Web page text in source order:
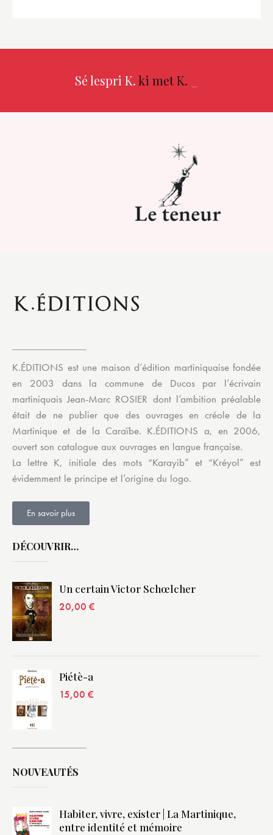
Sé lespri K.ki met K.
K.ÉDITIONS est une maison d’édition martiniquaise fondée
en 2003 dans la commune de Ducos par l’écrivain
martiniquais Jean-Marc ROSIER dont l’ambition préalable
était de ne publier que des ouvrages en créole de la
Martinique et de la Caraïbe. K.ÉDITIONS a, en 2006,
ouvert son catalogue aux ouvrages en langue française.
La lettre K, initiale des mots “Karayib” et “Kréyol” est
évidemment le principe et l’origine du logo.
En savoir plus
DÉCOUVRIR…
Un certain Victor Schœlcher
20,00 €
Piétè-a
15,00 €
NOUVEAUTÉS
Habiter, vivre, exister | La Martinique,
entre identité et mémoire